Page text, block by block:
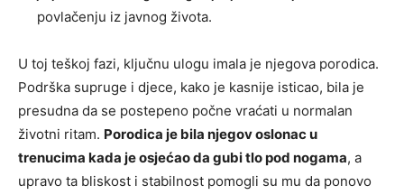
povlačenju iz javnog života.
U toj teškoj fazi, ključnu ulogu imala je njegova porodica.
Podrška supruge i djece, kako je kasnije isticao, bila je
presudna da se postepeno počne vraćati u normalan
životni ritam. Porodica je bila njegov oslonac u
trenucima kada je osjećao da gubi tlo pod nogama, a
upravo ta bliskost i stabilnost pomogli su mu da ponovo